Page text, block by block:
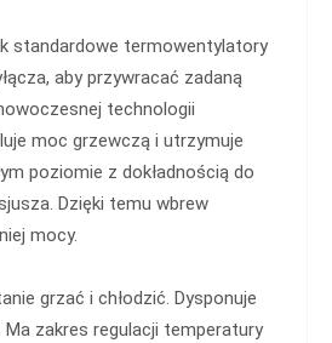
standardowe termowentylatory
aby przywracać zadaną
technologii
moc grzewczą i utrzymuje
poziomie z dokładnością do
Dzięki temu wbrew
mocy.
grzać i chłodzić. Dysponuje
. Ma zakres regulacji temperatury